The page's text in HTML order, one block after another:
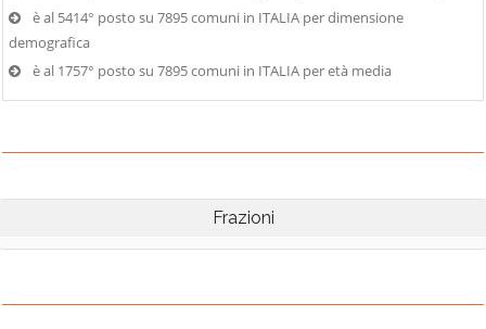
è al 5414° posto su 7895 comuni in ITALIA per dimensione
demografica
è al 1757° posto su 7895 comuni in ITALIA per età media
Frazioni